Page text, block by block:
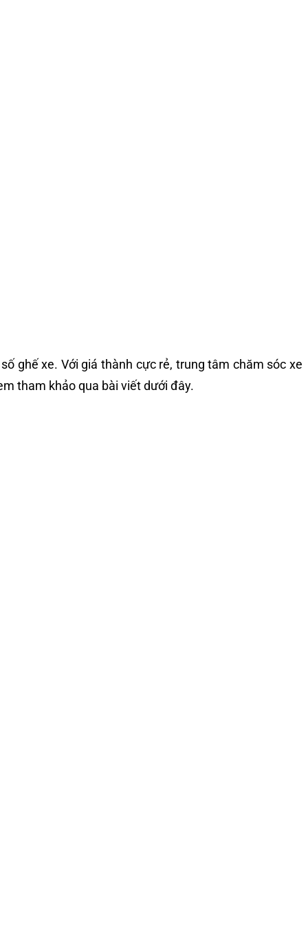
ghế xe. Với giá thành cực rẻ, trung tâm chăm sóc xe
tham khảo qua bài viết dưới đây.